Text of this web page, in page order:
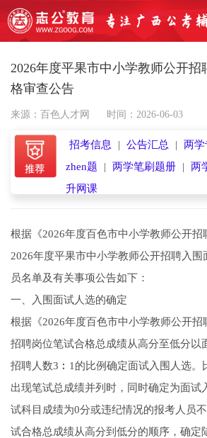
2026年度平果市中小学教师公开招
格审查公告
来源：百色人才网 时间：2026-06-03
招考信息 | 公告汇总 | 两
zhen题
| 两学笔刷题册 | 两
升网课
根据《2026年度百色市中小学教师公开招
2026年度平果市中小学教师公开招聘入围
员名单及有关事项公告如下：
一、入围面试人选的确定
根据《2026年度百色市中小学教师公开招
招聘岗位笔试合格总成绩从高分至低分以
招聘人数3︰1的比例确定面试入围人选。
出现笔试总成绩并列时，同时确定为面试
试科目成绩为0分或违纪情况的报考人员
试合格总成绩从高分到低分的顺序，确定